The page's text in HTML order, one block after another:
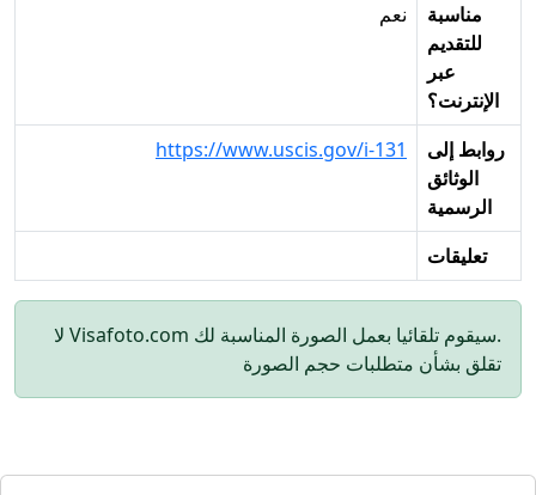
مناسبة
للتقديم
عبر
الإنترنت؟
نعم
روابط إلى
الوثائق
الرسمية
https://www.uscis.gov/i-131
تعليقات
.سيقوم تلقائيا بعمل الصورة المناسبة لك Visafoto.com لا
تقلق بشأن متطلبات حجم الصورة